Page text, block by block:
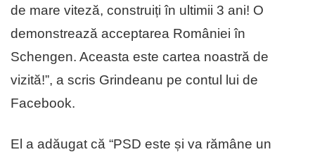
de mare viteză, construiți în ultimii 3 ani! O
demonstrează acceptarea României în
Schengen. Aceasta este cartea noastră de
vizită!”, a scris Grindeanu pe contul lui de
Facebook.
El a adăugat că “PSD este și va rămâne un